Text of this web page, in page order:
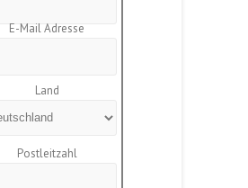
E-Mail Adresse
Land
Postleitzahl